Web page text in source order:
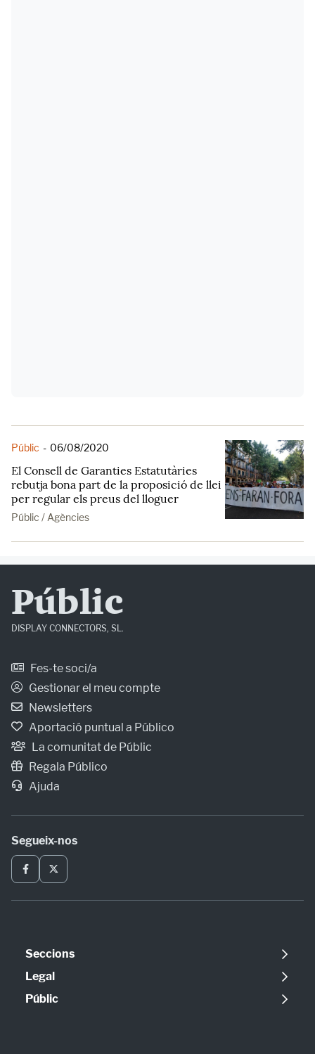
Públic - 06/08/2020
El Consell de Garanties Estatutàries
rebutja bona part de la proposició de llei
per regular els preus del lloguer
Públic / Agències
Públic
DISPLAY CONNECTORS, SL.
Fes-te soci/a
Gestionar el meu compte
Newsletters
Aportació puntual a Público
La comunitat de Públic
Regala Público
Ajuda
Segueix-nos
Seccions
Política
Opinió
Legal
Avís legal
Públic